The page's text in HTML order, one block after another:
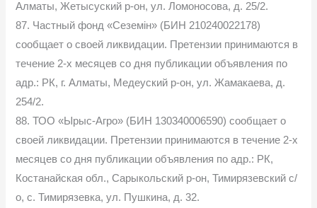
Алматы, Жетысуский р-он, ул. Ломоносова, д. 25/2.
87. Частный фонд «Сеземін» (БИН 210240022178)
сообщает о своей ликвидации. Претензии принимаются в
течение 2-х месяцев со дня публикации объявления по
адр.: РК, г. Алматы, Медеуский р-он, ул. Жамакаева, д.
254/2.
88. ТОО «Ырыс-Агро» (БИН 130340006590) сообщает о
своей ликвидации. Претензии принимаются в течение 2-х
месяцев со дня публикации объявления по адр.: РК,
Костанайская обл., Сарыкольский р-он, Тимирязевский с/
о, с. Тимирязевка, ул. Пушкина, д. 32.